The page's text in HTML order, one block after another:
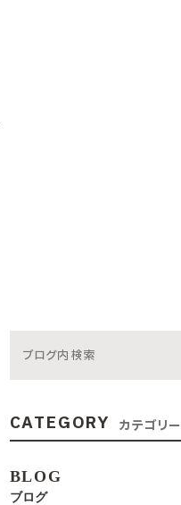
CATEGORY カテゴリー
BLOG
ブログ